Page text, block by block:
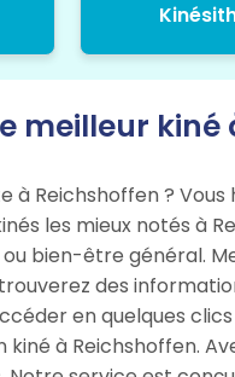
meilleur kiné
Reichshoffen ?
les mieux notés à
bien-être général.
des
en quelques
à Reichshoffen.